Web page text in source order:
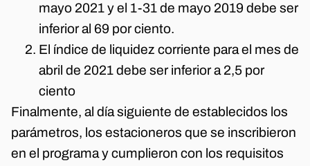
mayo 2021 y el 1-31 de mayo 2019 debe ser
inferior al 69 por ciento.
El índice de liquidez corriente para el mes de
abril de 2021 debe ser inferior a 2,5 por
ciento
Finalmente, al día siguiente de establecidos los
parámetros, los estacioneros que se inscribieron
en el programa y cumplieron con los requisitos